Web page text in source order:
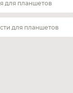
для планшетов
для планшетов